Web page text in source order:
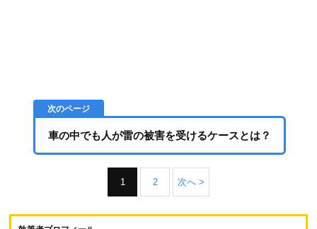
車の中でも人が雷の被害を受けるケースとは？
1 2 次へ >